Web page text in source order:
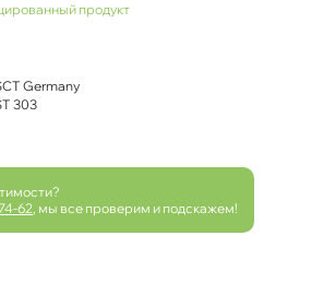
продукт
Germany
303
62 , мы все проверим и подскажем!